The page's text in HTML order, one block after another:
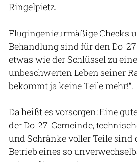
Ringelpietz.
Flugingenieurmäßige Checks
Behandlung sind für den Do-
etwas wie der Schlüssel zu
unbeschwerten Leben seiner
bekommt ja keine Teile mehr!“.
Da heißt es vorsorgen: Eine
der Do-27-Gemeinde,
und Schränke voller Teile sind
Betrieb eines so